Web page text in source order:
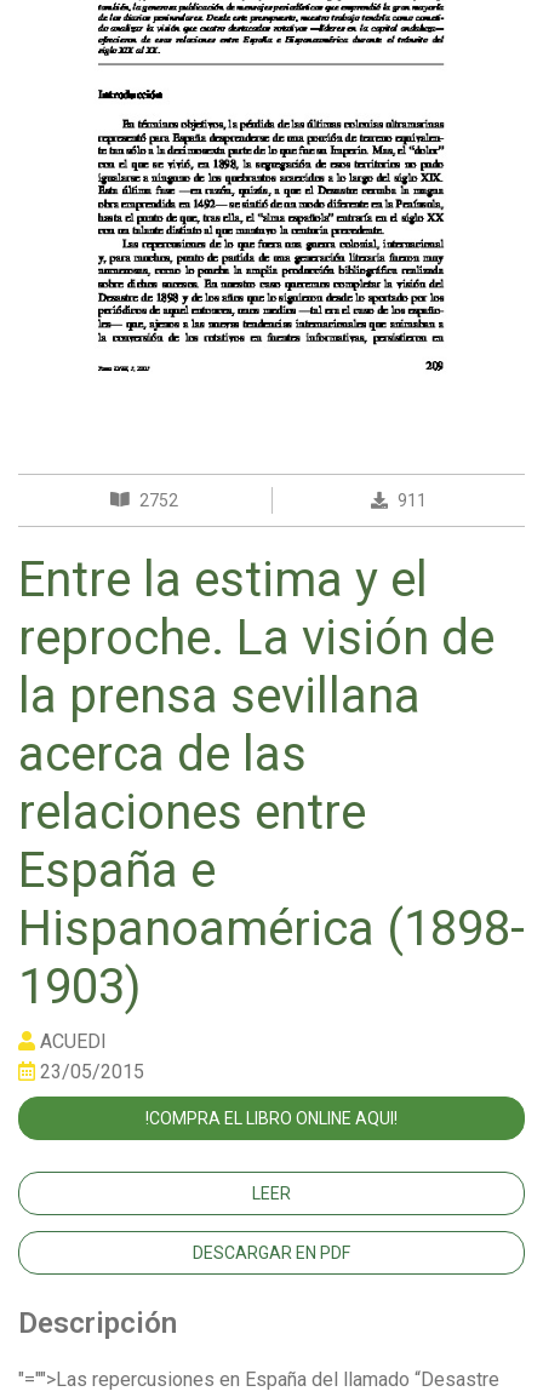
2752 911
Entre la estima y el
reproche. La visión de
la prensa sevillana
acerca de las
relaciones entre
España e
Hispanoamérica (1898-
1903)
ACUEDI
23/05/2015
!COMPRA EL LIBRO ONLINE AQUI!
LEER
DESCARGAR EN PDF
Descripción
"="">Las repercusiones en España del llamado “Desastre